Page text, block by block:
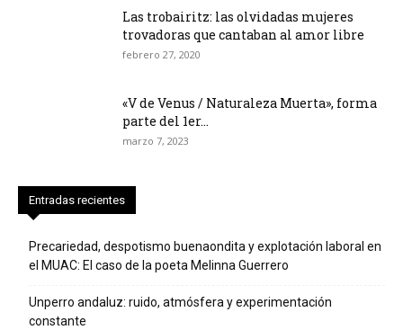
Las trobairitz: las olvidadas mujeres
trovadoras que cantaban al amor libre
febrero 27, 2020
«V de Venus / Naturaleza Muerta», forma
parte del 1er...
marzo 7, 2023
Entradas recientes
Precariedad, despotismo buenaondita y explotación laboral en
el MUAC: El caso de la poeta Melinna Guerrero
Unperro andaluz: ruido, atmósfera y experimentación
constante